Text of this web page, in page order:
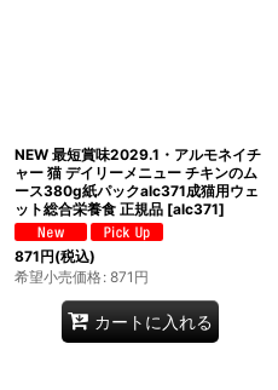
NEW 最短賞味2029.1・アルモネイチ
ャー 猫 デイリーメニュー チキンのム
ース380g紙パックalc371成猫用ウェ
ット総合栄養食 正規品 [alc371]
871円(税込)
希望小売価格: 871 円
カートに入れる